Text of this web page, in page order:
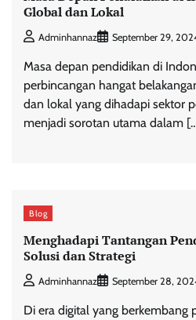
Global dan Lokal
Adminhannaz September 29,
Masa depan pendidikan di
perbincangan hangat
dan lokal yang dihadapi sektor
menjadi sorotan utama dalam
Blog
Menghadapi Tantangan
Solusi dan Strategi
Adminhannaz September 28,
Di era digital yang berkembang